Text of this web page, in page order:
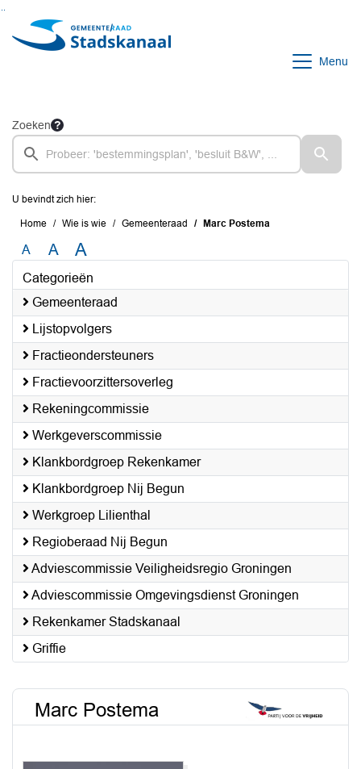
Ga naar de inhoud van deze pagina
Ga naar het zoeken
Ga naar het menu
Menu
Zoeken
U bevindt zich hier:
Home Wie is wie Gemeenteraad Marc Postema
A A A
Categorieën
Gemeenteraad
Lijstopvolgers
Fractieondersteuners
Fractievoorzittersoverleg
Rekeningcommissie
Werkgeverscommissie
Klankbordgroep Rekenkamer
Klankbordgroep Nij Begun
Werkgroep Lilienthal
Regioberaad Nij Begun
Adviescommissie Veiligheidsregio Groningen
Adviescommissie Omgevingsdienst Groningen
Rekenkamer Stadskanaal
Griffie
Marc Postema